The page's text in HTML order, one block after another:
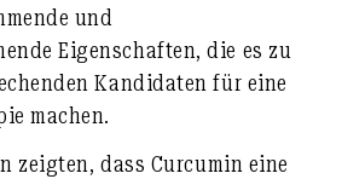
und
Eigenschaften, die es zu
Kandidaten für eine
machen.
zeigten, dass Curcumin eine